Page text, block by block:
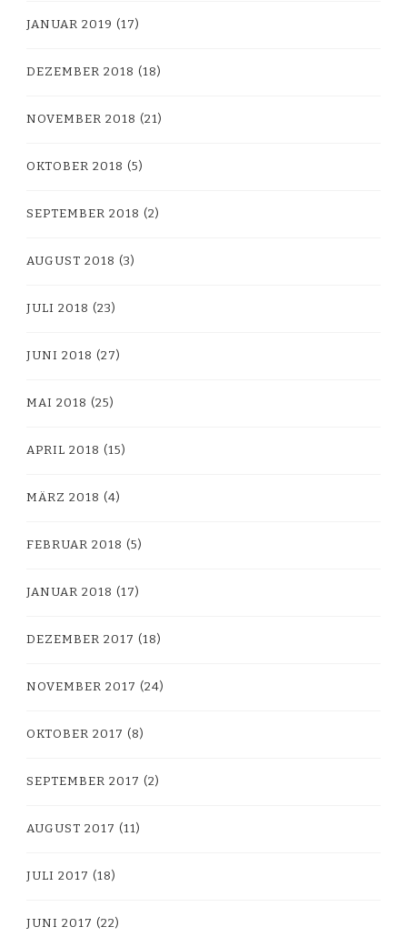
JANUAR 2019 (17)
DEZEMBER 2018 (18)
NOVEMBER 2018 (21)
OKTOBER 2018 (5)
SEPTEMBER 2018 (2)
AUGUST 2018 (3)
JULI 2018 (23)
JUNI 2018 (27)
MAI 2018 (25)
APRIL 2018 (15)
MÄRZ 2018 (4)
FEBRUAR 2018 (5)
JANUAR 2018 (17)
DEZEMBER 2017 (18)
NOVEMBER 2017 (24)
OKTOBER 2017 (8)
SEPTEMBER 2017 (2)
AUGUST 2017 (11)
JULI 2017 (18)
JUNI 2017 (22)